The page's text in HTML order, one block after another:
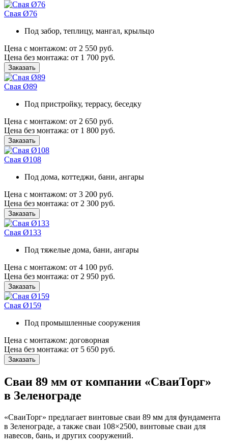
Свая Ø76
Под забор, теплицу, мангал, крыльцо
Цена с монтажом: от 2 550 руб.
Цена без монтажа: от 1 700 руб.
Заказать
Свая Ø89
Под пристройку, террасу, беседку
Цена с монтажом: от 2 650 руб.
Цена без монтажа: от 1 800 руб.
Заказать
Свая Ø108
Под дома, коттеджи, бани, ангары
Цена с монтажом: от 3 200 руб.
Цена без монтажа: от 2 300 руб.
Заказать
Свая Ø133
Под тяжелые дома, бани, ангары
Цена с монтажом: от 4 100 руб.
Цена без монтажа: от 2 950 руб.
Заказать
Свая Ø159
Под промышленные сооружения
Цена с монтажом: договорная
Цена без монтажа: от 5 650 руб.
Заказать
Сваи 89 мм от компании «СваиТорг»
в Зеленограде
«СваиТорг» предлагает винтовые сваи 89 мм для фундамента
в Зеленограде, а также сваи 108×2500, винтовые сваи для
навесов, бань, и других сооружений.